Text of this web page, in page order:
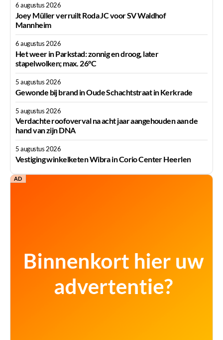
6 augustus 2026
Joey Müller verruilt Roda JC voor SV Waldhof
Mannheim
6 augustus 2026
Het weer in Parkstad: zonnig en droog, later
stapelwolken; max. 26°C
5 augustus 2026
Gewonde bij brand in Oude Schachtstraat in Kerkrade
5 augustus 2026
Verdachte roofoverval na acht jaar aangehouden aan de
hand van zijn DNA
5 augustus 2026
Vestiging winkelketen Wibra in Corio Center Heerlen
AD